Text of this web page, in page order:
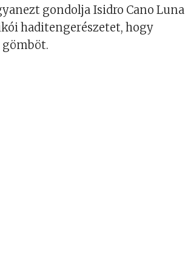
gondolja Isidro Cano Luna
haditengerészetet, hogy
gömböt.